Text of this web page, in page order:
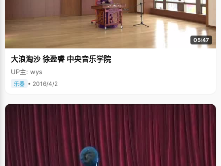
05:47
大浪淘沙 徐盈睿 中央音乐学院
UP主: wys
乐器 • 2016/4/2